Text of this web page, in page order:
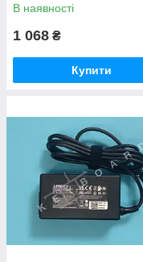
В наявності
1 068 ₴
Купити